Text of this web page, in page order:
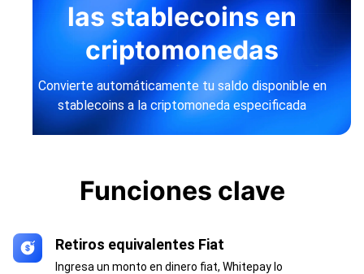
las stablecoins en
criptomonedas
Convierte automáticamente tu saldo disponible en
stablecoins a la criptomoneda especificada
Funciones clave
Retiros equivalentes Fiat
Ingresa un monto en dinero fiat, Whitepay lo